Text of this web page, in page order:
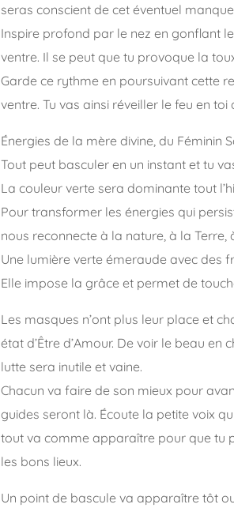
seras conscient de cet éventuel
Inspire profond par le nez en gonflant
ventre. Il se peut que tu provoque la
Garde ce rythme en poursuivant cette
ventre. Tu vas ainsi réveiller le feu en
Énergies de la mère divine, du Féminin
Tout peut basculer en un instant et tu
La couleur verte sera dominante tout
Pour transformer les énergies qui
nous reconnecte à la nature, à la Terre,
Une lumière verte émeraude avec des
Elle impose la grâce et permet de
Les masques n’ont plus leur place et
état d’Être d’Amour. De voir le beau
lutte sera inutile et vaine.
Chacun va faire de son mieux pour
guides seront là. Écoute la petite voix
tout va comme apparaître pour que tu
les bons lieux.
Un point de bascule va apparaître tôt